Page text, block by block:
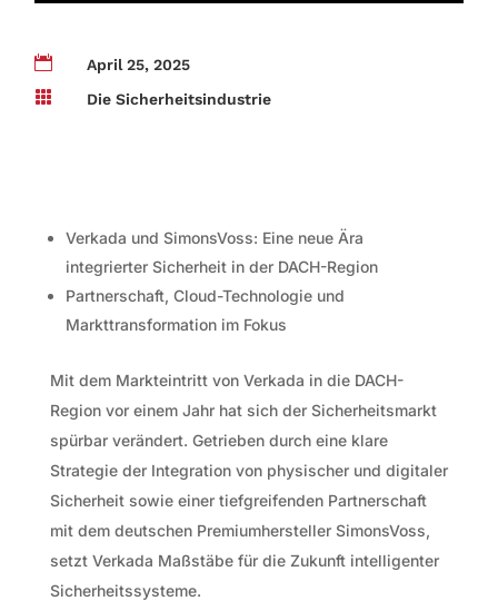

April 25, 2025

Die Sicherheitsindustrie
Verkada und SimonsVoss: Eine neue Ära
integrierter Sicherheit in der DACH-Region
Partnerschaft, Cloud-Technologie und
Markttransformation im Fokus
Mit dem Markteintritt von Verkada in die DACH-
Region vor einem Jahr hat sich der Sicherheitsmarkt
spürbar verändert. Getrieben durch eine klare
Strategie der Integration von physischer und digitaler
Sicherheit sowie einer tiefgreifenden Partnerschaft
mit dem deutschen Premiumhersteller SimonsVoss,
setzt Verkada Maßstäbe für die Zukunft intelligenter
Sicherheitssysteme.